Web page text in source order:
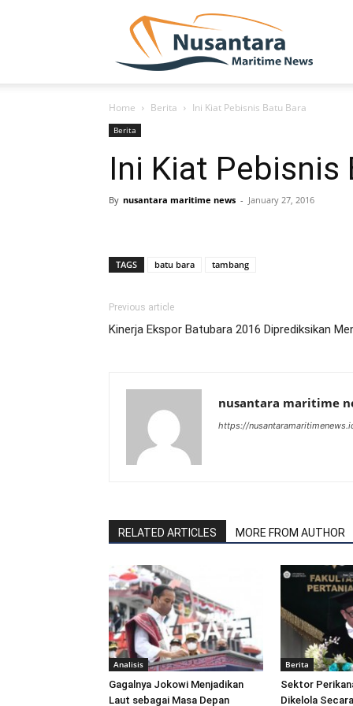
Home Berita Ini Kiat Pebisnis Batu Bara
Berita
Ini Kiat Pebisnis
By nusantara maritime news - January 27, 2016
TAGS batu bara tambang
Previous article
Kinerja Ekspor Batubara 2016 Diprediksikan
nusantara maritime
https://
RELATED ARTICLES MORE FROM AUTHOR
Analisis
Gagalnya Jokowi Menjadikan
Laut sebagai Masa Depan
Berita
Sektor
Dikelola